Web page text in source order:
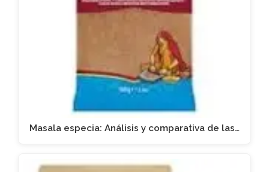
Masala especia: Análisis y comparativa de las…